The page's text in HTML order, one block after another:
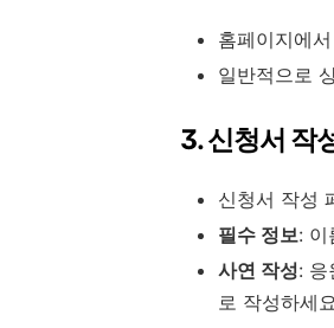
홈페이지에서
일반적으로
3. 신청서 작
신청서 작성
필수 정보: 이
사연 작성: 응
로 작성하세